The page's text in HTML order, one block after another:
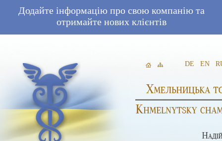
Додайте інформацію про свою компанію та
отримайте нових клієнтів
DE EN